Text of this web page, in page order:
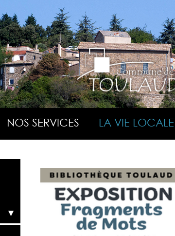
NOS SERVICES LA VIE LOCALE